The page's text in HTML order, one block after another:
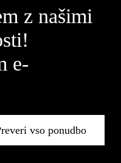
z našimi
e-
vso ponudbo